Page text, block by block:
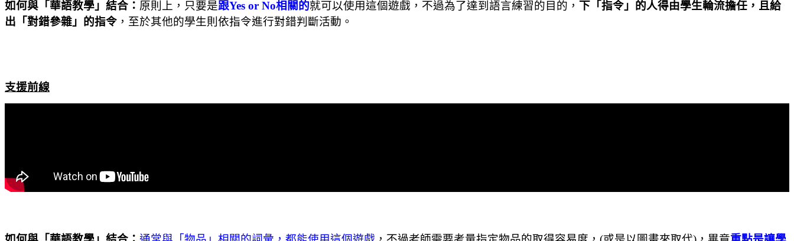
如何與「華語教學」結合： 原則上，只要是跟Yes or No相關的就可以使用這個遊戲，不過為了達到語言練習的目的， 下「指令」的人得由學生輪流擔任，且給
出「對錯參雜」的指令 ，至於其他的學生則依指令進行對錯判斷活動。
支援前線